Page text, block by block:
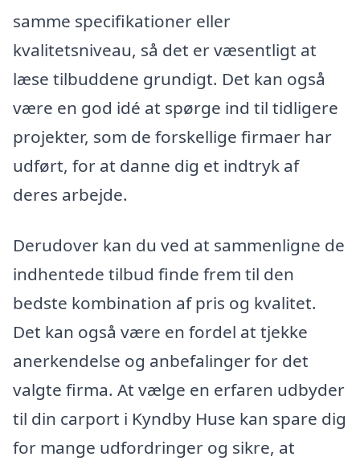
samme specifikationer eller
kvalitetsniveau, så det er væsentligt at
læse tilbuddene grundigt. Det kan også
være en god idé at spørge ind til tidligere
projekter, som de forskellige firmaer har
udført, for at danne dig et indtryk af
deres arbejde.
Derudover kan du ved at sammenligne de
indhentede tilbud finde frem til den
bedste kombination af pris og kvalitet.
Det kan også være en fordel at tjekke
anerkendelse og anbefalinger for det
valgte firma. At vælge en erfaren udbyder
til din carport i Kyndby Huse kan spare dig
for mange udfordringer og sikre, at